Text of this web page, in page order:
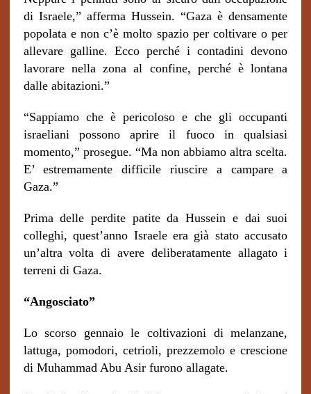
di Israele,” afferma Hussein. “Gaza è densamente
popolata e non c’è molto spazio per coltivare o per
allevare galline. Ecco perché i contadini devono
lavorare nella zona al confine, perché è lontana
dalle abitazioni.”
“Sappiamo che è pericoloso e che gli occupanti
israeliani possono aprire il fuoco in qualsiasi
momento,” prosegue. “Ma non abbiamo altra scelta.
E’ estremamente difficile riuscire a campare a
Gaza.”
Prima delle perdite patite da Hussein e dai suoi
colleghi, quest’anno Israele era già stato accusato
un’altra volta di avere deliberatamente allagato i
terreni di Gaza.
“Angosciato”
Lo scorso gennaio le coltivazioni di melanzane,
lattuga, pomodori, cetrioli, prezzemolo e crescione
di Muhammad Abu Asir furono allagate.